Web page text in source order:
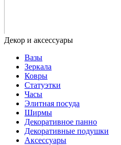
Вазы
Зеркала
Ковры
Статуэтки
Часы
Элитная посуда
Ширмы
Декоративное панно
Декоративные подушки
Аксессуары